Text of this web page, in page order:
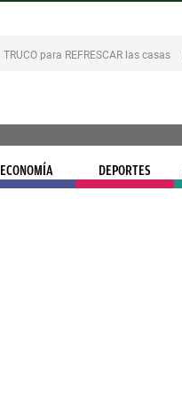
TRUCO para REFRESCAR las casas
ECONOMÍA DEPORTES